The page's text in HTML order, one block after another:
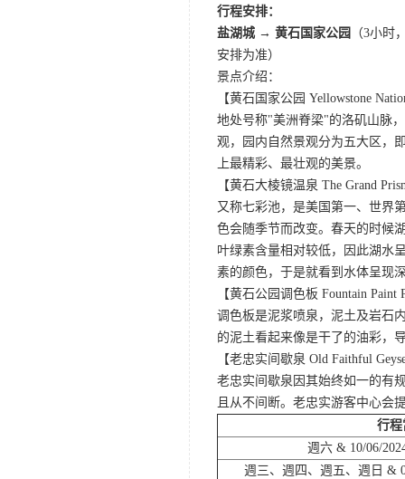
行程安排：
盐湖城 → 黄石国家公园
（3小时
安排为准）
景点介绍：
【黄石国家公园 Yellowstone
地处号称"美洲脊梁"的洛矶山脉
观，园内自然景观分为五大区，
上最精彩、最壮观的美景。
【黄石大棱镜温泉 The Grand
又称七彩池，是美国第一、世界
色会随季节而改变。春天的时候
叶绿素含量相对较低，因此湖水
素的颜色，于是就看到水体呈现
【黄石公园调色板 Fountain Paint
调色板是泥浆喷泉，泥土及岩石
的泥土看起来像是干了的油彩，
【老忠实间歇泉 Old Faithful
老忠实间歇泉因其始终如一的有
且从不间断。老忠实游客中心会
行程
週六 & 10/06/
週三、週四、週五、週日 &